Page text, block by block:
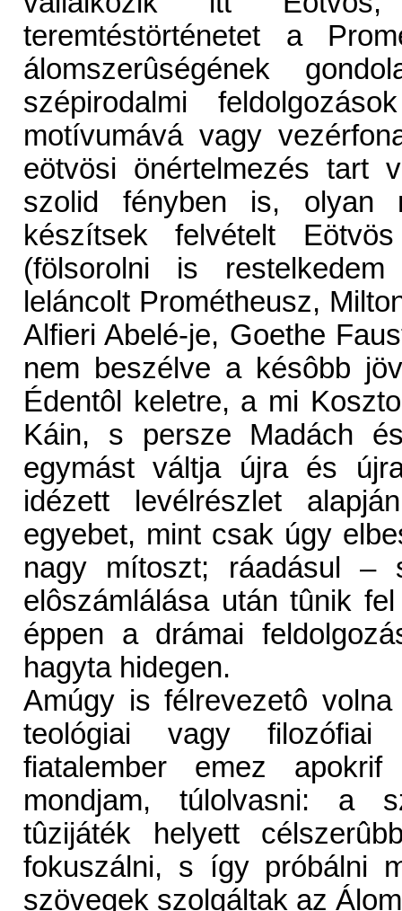
teremtéstörténetet a
álomszerûségének
szépirodalmi
motívumává vagy
eötvösi önértelmezés tart
szolid fényben is, olyan
készítsek felvételt
(fölsorolni is
leláncolt Prométheusz,
Alfieri Abelé-je, Goethe
nem beszélve a késôbb
Édentôl keletre, a mi
Káin, s persze Madách
egymást váltja újra és
idézett levélrészlet
egyebet, mint csak úgy
nagy mítoszt; ráadásul
elôszámlálása után tûnik
éppen a drámai
hagyta hidegen.
Amúgy is félrevezetô
teológiai vagy filozófiai
fiatalember emez apokrif
mondjam, túlolvasni: a
tûzijáték helyett
fokuszálni, s így próbálni
szövegek szolgáltak az